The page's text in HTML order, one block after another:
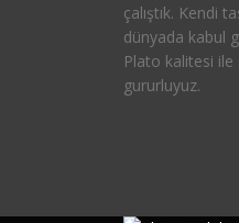
çalıştık. Kendi
dünyada kabul
Plato kalitesi ile
gururluyuz.